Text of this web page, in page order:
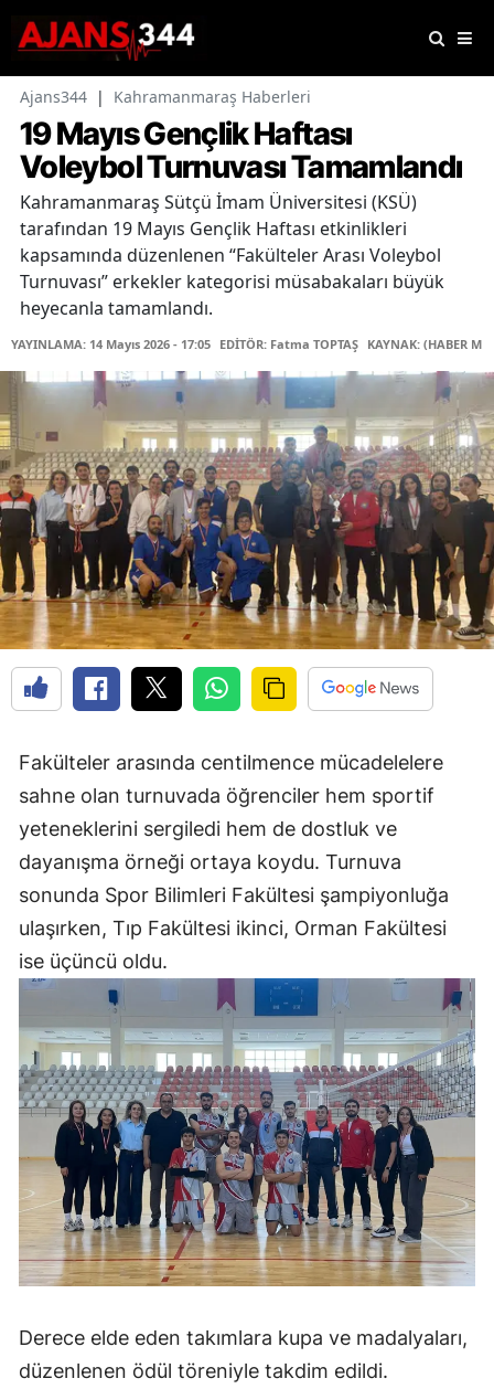
Ajans344 | Kahramanmaraş Haberleri
19 Mayıs Gençlik Haftası
Voleybol Turnuvası Tamamlandı
Kahramanmaraş Sütçü İmam Üniversitesi (KSÜ)
tarafından 19 Mayıs Gençlik Haftası etkinlikleri
kapsamında düzenlenen “Fakülteler Arası Voleybol
Turnuvası” erkekler kategorisi müsabakaları büyük
heyecanla tamamlandı.
YAYINLAMA: 14 Mayıs 2026 - 17:05 EDİTÖR: Fatma TOPTAŞ KAYNAK: (HABER
Fakülteler arasında centilmence mücadelelere
sahne olan turnuvada öğrenciler hem sportif
yeteneklerini sergiledi hem de dostluk ve
dayanışma örneği ortaya koydu. Turnuva
sonunda Spor Bilimleri Fakültesi şampiyonluğa
ulaşırken, Tıp Fakültesi ikinci, Orman Fakültesi
ise üçüncü oldu.
Derece elde eden takımlara kupa ve madalyaları,
düzenlenen ödül töreniyle takdim edildi.